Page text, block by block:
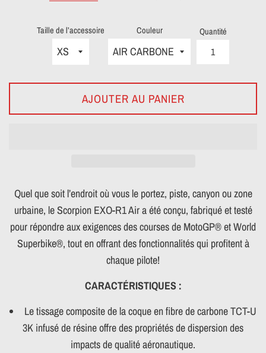
Taille de l’accessoire Couleur Quantité
AJOUTER AU PANIER
Quel que soit l’endroit où vous le portez, piste, canyon ou zone
urbaine, le Scorpion EXO-R1 Air a été conçu, fabriqué et testé
pour répondre aux exigences des courses de MotoGP® et World
Superbike®, tout en offrant des fonctionnalités qui profitent à
chaque pilote!
CARACTÉRISTIQUES :
Le tissage composite de la coque en fibre de carbone TCT-U
3K infusé de résine offre des propriétés de dispersion des
impacts de qualité aéronautique.